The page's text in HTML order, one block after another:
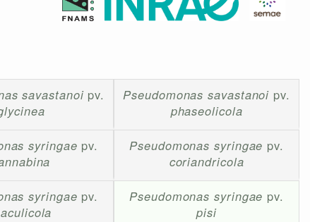
savastanoi pv.
Pseudomonas savastanoi pv.
phaseolicola
syringae pv.
Pseudomonas syringae pv.
coriandricola
syringae pv.
Pseudomonas syringae pv.
pisi